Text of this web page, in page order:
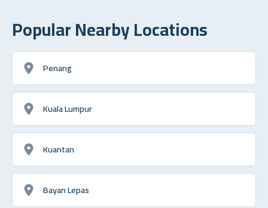
Popular Nearby Locations
Penang
Kuala Lumpur
Kuantan
Bayan Lepas